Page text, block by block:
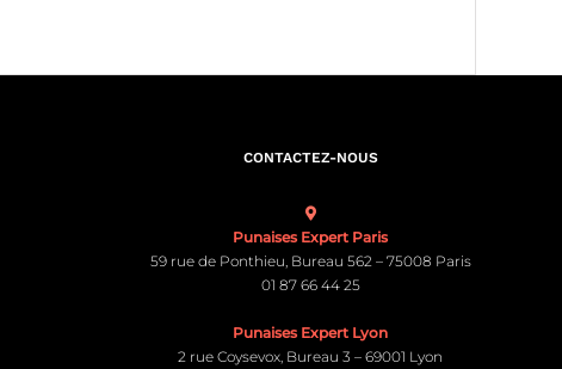
CONTACTEZ-NOUS
Punaises Expert Paris
59 rue de Ponthieu, Bureau 562 – 75008 Paris
01 87 66 44 25
Punaises Expert Lyon
2 rue Coysevox, Bureau 3 – 69001 Lyon